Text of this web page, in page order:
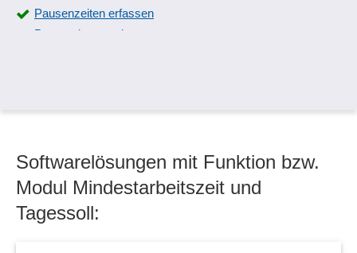
Pausenzeiten erfassen
Personalstammdaten
Zeitbuchungen
Zeiterfassung -Schnittstellen
Zeiterfassungssysteme
Softwarelösungen mit Funktion bzw.
Modul Mindestarbeitszeit und
Tagessoll: